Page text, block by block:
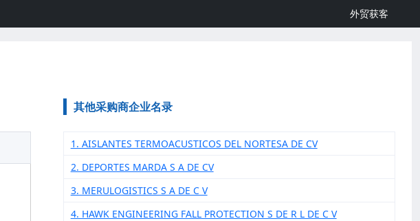
外贸获客
其他采购商企业名录
1. AISLANTES TERMOACUSTICOS DEL NORTESA DE CV
2. DEPORTES MARDA S A DE CV
3. MERULOGISTICS S A DE C V
4. HAWK ENGINEERING FALL PROTECTION S DE R L DE C V